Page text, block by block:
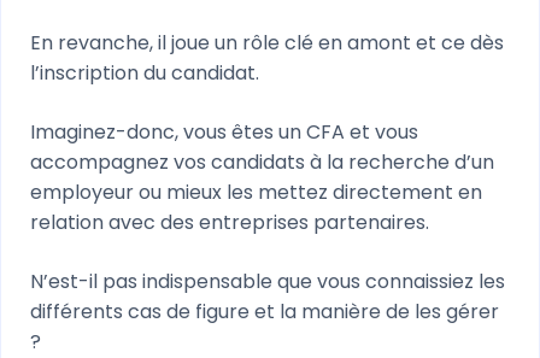
En revanche, il joue un rôle clé en amont et ce dès
l’inscription du candidat.
Imaginez-donc, vous êtes un CFA et vous
accompagnez vos candidats à la recherche d’un
employeur ou mieux les mettez directement en
relation avec des entreprises partenaires.
N’est-il pas indispensable que vous connaissiez les
différents cas de figure et la manière de les gérer
?